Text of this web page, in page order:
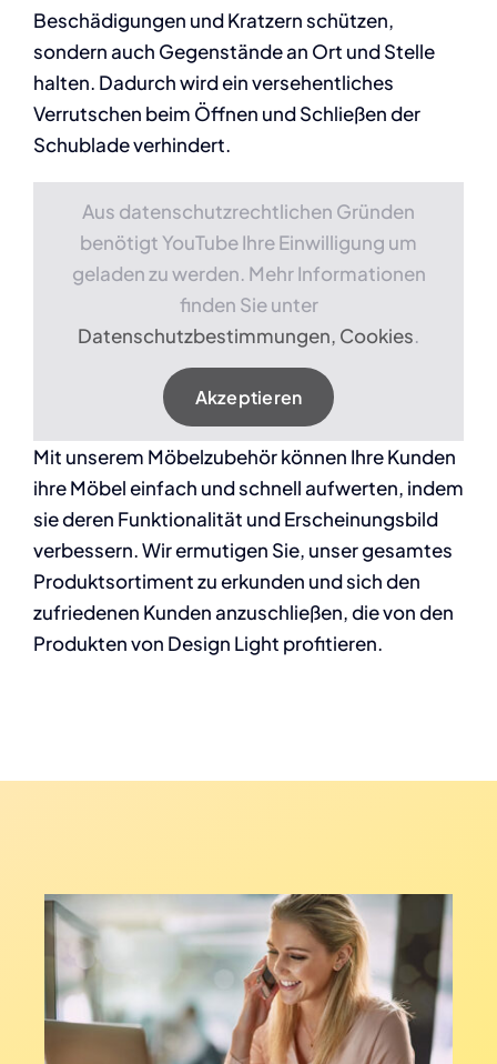
Beschädigungen und Kratzern schützen,
sondern auch Gegenstände an Ort und Stelle
halten. Dadurch wird ein versehentliches
Verrutschen beim Öffnen und Schließen der
Schublade verhindert.
Aus datenschutzrechtlichen Gründen
benötigt YouTube Ihre Einwilligung um
geladen zu werden. Mehr Informationen
finden Sie unter
Datenschutzbestimmungen, Cookies.
Akzeptieren
Mit unserem Möbelzubehör können Ihre Kunden
ihre Möbel einfach und schnell aufwerten, indem
sie deren Funktionalität und Erscheinungsbild
verbessern. Wir ermutigen Sie, unser gesamtes
Produktsortiment zu erkunden und sich den
zufriedenen Kunden anzuschließen, die von den
Produkten von Design Light profitieren.